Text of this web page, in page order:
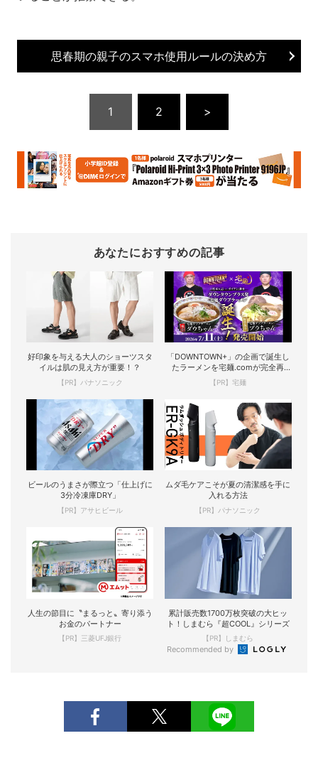
思春期の親子のスマホ使用ルールの決め方
1 2 >
あなたにおすすめの記事
好印象を与える大人のショーツスタ
イルは肌の見え方が重要！？
【PR】パナソニック
「DOWNTOWN+」の企画で誕生し
たラーメンを宅麺.comが完全再
現！
【PR】宅麺
ビールのうまさが際立つ「仕上げに
3分冷凍庫DRY」
【PR】アサヒビール
ムダ毛ケアこそが夏の清潔感を手に
入れる方法
【PR】パナソニック
人生の節目に〝まるっと〟寄り添う
お金のパートナー
【PR】三菱UFJ銀行
累計販売数1700万枚突破の大ヒッ
ト！しまむら『超COOL』シリーズ
【PR】しまむら
Recommended by